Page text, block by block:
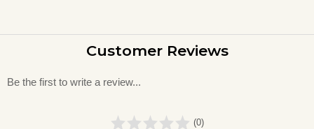
Customer Reviews
Be the first to write a review...
(0)